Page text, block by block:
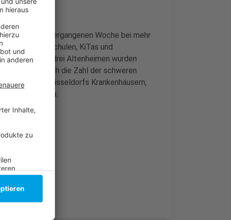
dass in der vergangenen Woche bei mehr
Auch in Schulen, KiTas und
KiTas und drei Altenheimen wurden
getestet. Auch die Zahl der schweren
in Düsseldorfs Krankenhäusern,